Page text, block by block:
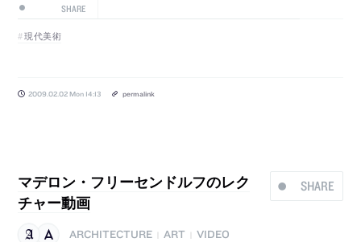
SHARE
現代美術
2009.02.02 Mon 14:13 permalink
SHARE
マデロン・フリーセンドルフのレク
チャー動画
ARCHITECTURE ART
VIDEO